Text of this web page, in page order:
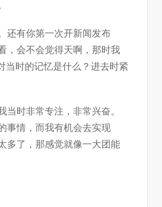
还有你第一次开新闻发布
，会不会觉得天啊，那时我
当时的记忆是什么？进去时紧
当时非常专注，非常兴奋。
事情，而我有机会去实现
多了，那感觉就像一大团能